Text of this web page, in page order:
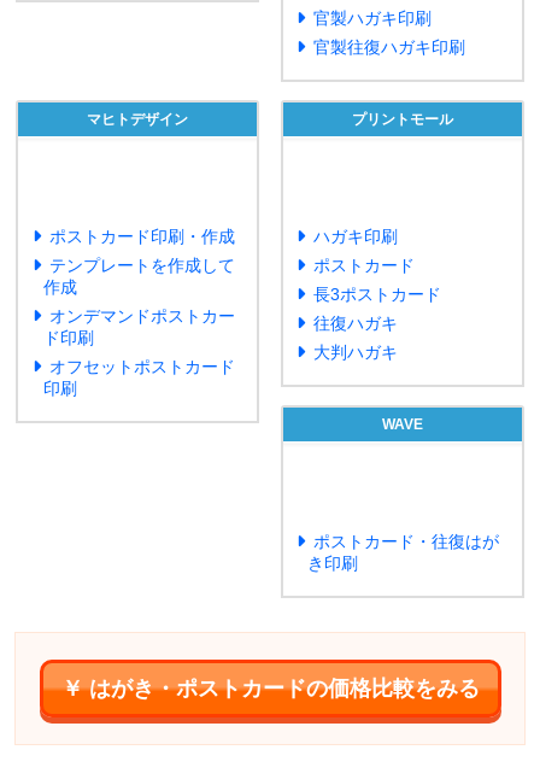
官製ハガキ印刷
官製往復ハガキ印刷
マヒトデザイン
ポストカード印刷・作成
テンプレートを作成して
作成
オンデマンドポストカー
ド印刷
オフセットポストカード
印刷
プリントモール
ハガキ印刷
ポストカード
長3ポストカード
往復ハガキ
大判ハガキ
WAVE
ポストカード・往復はが
き印刷
￥ はがき・ポストカードの価格比較をみる